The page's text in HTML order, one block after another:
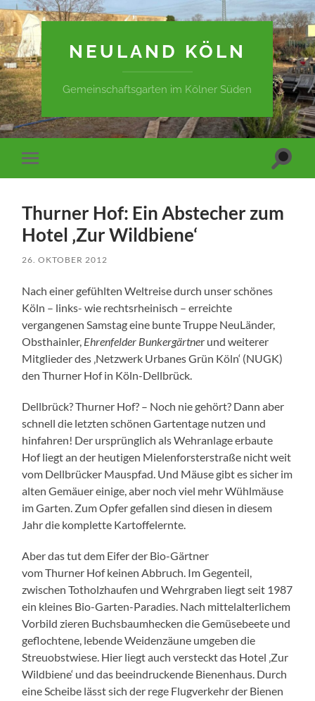
NEULAND KÖLN
Gemeinschaftsgarten im Kölner Süden
Mobile-
Menü
Thurner Hof: Ein Abstecher zum
Hotel ‚Zur Wildbiene‘
26. OKTOBER 2012
Nach einer gefühlten Weltreise durch unser schönes
Köln – links- wie rechtsrheinisch – erreichte
vergangenen Samstag eine bunte Truppe NeuLänder,
Obsthainler, Ehrenfelder Bunkergärtner und weiterer
Mitglieder des ‚Netzwerk Urbanes Grün Köln‘ (NUGK)
denThurner Hof in Köln-Dellbrück.
Dellbrück?Thurner Hof? – Noch nie gehört? Dann aber
schnell die letzten schönen Gartentage nutzen und
hinfahren! Der ursprünglich als Wehranlage erbaute
Hof liegt an der heutigen Mielenforsterstraße nicht weit
vom Dellbrücker Mauspfad. Und Mäuse gibt es sicher im
alten Gemäuer einige, aber noch viel mehr Wühlmäuse
im Garten. Zum Opfer gefallen sind diesen in diesem
Jahr die komplette Kartoffelernte.
Aber das tut dem Eifer der Bio-Gärtner
vomThurner Hof keinen Abbruch. Im Gegenteil,
zwischen Totholzhaufen und Wehrgraben liegt seit 1987
ein kleines Bio-Garten-Paradies. Nach mittelalterlichem
Vorbild zieren Buchsbaumhecken die Gemüsebeete und
geflochtene, lebende Weidenzäune umgeben die
Streuobstwiese. Hier liegt auch versteckt das Hotel ‚Zur
Wildbiene‘ und das beeindruckende Bienenhaus. Durch
eine Scheibe lässt sich der rege Flugverkehr der Bienen